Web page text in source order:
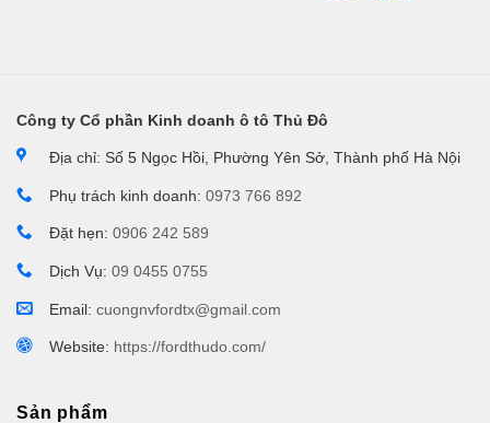
Công ty Cổ phần Kinh doanh ô tô Thủ Đô
Địa chỉ: Số 5 Ngọc Hồi, Phường Yên Sở, Thành phố Hà Nội
Phụ trách kinh doanh: 0973 766 892
Đặt hẹn: 0906 242 589
Dịch Vụ: 09 0455 0755
Email: cuongnvfordtx@gmail.com
Website: https://fordthudo.com/
Sản phẩm